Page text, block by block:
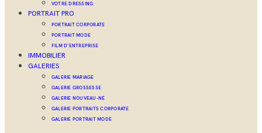
VOTRE DRESSING
PORTRAIT PRO
PORTRAIT CORPORATE
PORTRAIT MODE
FILM D’ENTREPRISE
IMMOBILIER
GALERIES
GALERIE MARIAGE
GALERIE GROSSESSE
GALERIE NOUVEAU-NÉ
GALERIE PORTRAITS CORPORATE
GALERIE PORTRAIT MODE